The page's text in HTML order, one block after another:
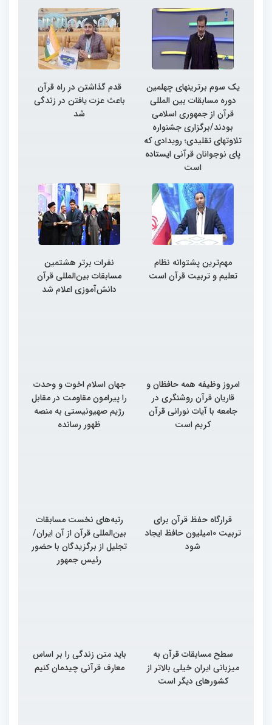
یک سوم برترینهای چهلمین
دوره مسابقات بین المللی
قرآن از جمهوری اسلامی
بودند/برگزاری جشنواره
تلاوتهای تقلیدی؛ رویدادی که
پای نوجوانان قرآنی ایستاده
است
قدم گذاشتن در راه قرآن
باعث عزت یافتن در زندگی
شد
مهم‌ترین پشتوانه نظام
تعلیم و تربیت قرآن است
نفرات برتر هشتمین
مسابقات بین‌المللی قرآن
دانش‌آموزی اعلام شد
امروز وظیفه همه حافظان و
قاریان قرآن روشنگری در
جامعه با آیات نورانی قرآن
کریم است
جهان اسلام اخوت و وحدت
را پیرامون مقاومت در مقابل
رژیم صهیونیستی به منصه
ظهور رسانده
قرارگاه حفظ قرآن برای
تربیت ۱۰میلیون حافظ ایجاد
شود
رتبه‌های نخست مسابقات
بین‌المللی قرآن از آن ایران/
تجلیل از برگزیدگان با حضور
رئیس جمهور
سطح مسابقات قرآن به
میزبانی ایران خیلی بالاتر از
کشورهای دیگر است
باید متن زندگی را بر اساس
معارف قرآنی چیدمان کنیم